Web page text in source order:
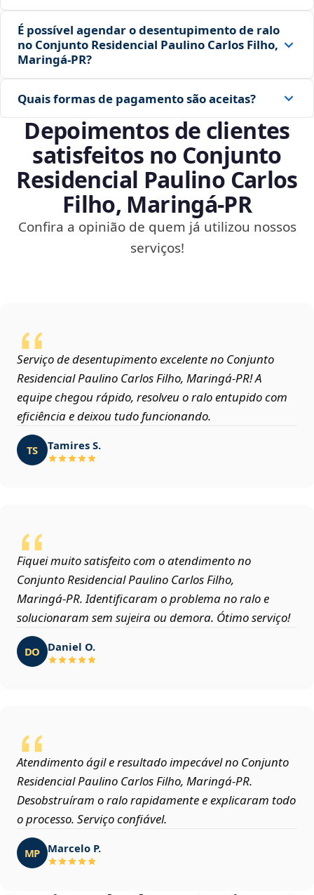
É possível agendar o desentupimento de ralo
no Conjunto Residencial Paulino Carlos Filho,
Maringá‑PR?
Quais formas de pagamento são aceitas?
Depoimentos de clientes
satisfeitos no Conjunto
Residencial Paulino Carlos
Filho, Maringá‑PR
Confira a opinião de quem já utilizou nossos
serviços!
Serviço de desentupimento excelente no Conjunto
Residencial Paulino Carlos Filho, Maringá‑PR! A
equipe chegou rápido, resolveu o ralo entupido com
eficiência e deixou tudo funcionando.
TS Tamires S.
Fiquei muito satisfeito com o atendimento no
Conjunto Residencial Paulino Carlos Filho,
Maringá‑PR. Identificaram o problema no ralo e
solucionaram sem sujeira ou demora. Ótimo serviço!
DO Daniel O.
Atendimento ágil e resultado impecável no Conjunto
Residencial Paulino Carlos Filho, Maringá‑PR.
Desobstruíram o ralo rapidamente e explicaram todo
o processo. Serviço confiável.
MP Marcelo P.